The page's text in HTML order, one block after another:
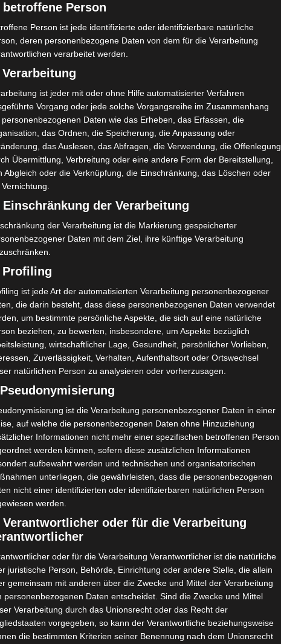
Sportgerichtshof (TAS) den von AS Soliman
betroffene Person
Person ist jede identifizierte oder identifizierbare natürliche
deren personenbezogene Daten von dem für die Verarbeitung
verarbeitet werden.
ist jeder mit oder ohne Hilfe automatisierter Verfahren
Vorgang oder jede solche Vorgangsreihe im Zusammenhang
personenbezogenen Daten wie das Erheben, das Erfassen, die
das Ordnen, die Speicherung, die Anpassung oder
das Auslesen, das Abfragen, die Verwendung, die Offenlegung
Übermittlung, Verbreitung oder eine andere Form der Bereitstellung,
Abgleich oder die Verknüpfung, die Einschränkung, das Löschen oder
Einschränkung der Verarbeitung
der Verarbeitung ist die Markierung gespeicherter
Daten mit dem Ziel, ihre künftige Verarbeitung
Profiling
ist jede Art der automatisierten Verarbeitung personenbezogener
die darin besteht, dass diese personenbezogenen Daten verwendet
um bestimmte persönliche Aspekte, die sich auf eine natürliche
beziehen, zu bewerten, insbesondere, um Aspekte bezüglich
wirtschaftlicher Lage, Gesundheit, persönlicher Vorlieben,
Zuverlässigkeit, Verhalten, Aufenthaltsort oder Ortswechsel
natürlichen Person zu analysieren oder vorherzusagen.
ist die Verarbeitung personenbezogener Daten in einer
auf welche die personenbezogenen Daten ohne Hinzuziehung
Informationen nicht mehr einer spezifischen betroffenen Person
werden können, sofern diese zusätzlichen Informationen
aufbewahrt werden und technischen und organisatorischen
unterliegen, die gewährleisten, dass die personenbezogenen
nicht einer identifizierten oder identifizierbaren natürlichen Person
werden.
Verantwortlicher oder für die Verarbeitung
oder für die Verarbeitung Verantwortlicher ist die natürliche
juristische Person, Behörde, Einrichtung oder andere Stelle, die allein
gemeinsam mit anderen über die Zwecke und Mittel der Verarbeitung
personenbezogenen Daten entscheidet. Sind die Zwecke und Mittel
Verarbeitung durch das Unionsrecht oder das Recht der
vorgegeben, so kann der Verantwortliche beziehungsweise
die bestimmten Kriterien seiner Benennung nach dem Unionsrecht